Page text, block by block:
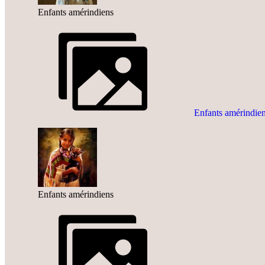
Enfants amérindiens
Enfants
Enfants amérindiens